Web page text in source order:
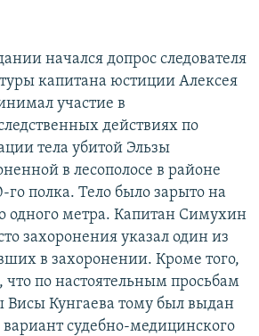
РАССЫЛКУ
начался допрос следователя
капитана юстиции Алексея
участие в
действиях по
тела убитой Эльзы
в лесополосе в районе
го полка. Тело было зарыто на
одного метра. Капитан Симухин
захоронения указал один из
в захоронении. Кроме того,
по настоятельным просьбам
Висы Кунгаева тому был выдан
судебно-медицинского